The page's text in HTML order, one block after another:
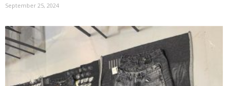
September 25, 2024